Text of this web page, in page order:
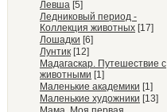
Левша [5]
Ледниковый период -
Коллекция животных [17]
Лошадки [6]
Лунтик [12]
Мадагаскар. Путешествие с
животными [1]
Маленькие академики [1]
Маленькие художники [13]